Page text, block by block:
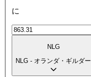
に
NLG
NLG - オランダ・ギルダー